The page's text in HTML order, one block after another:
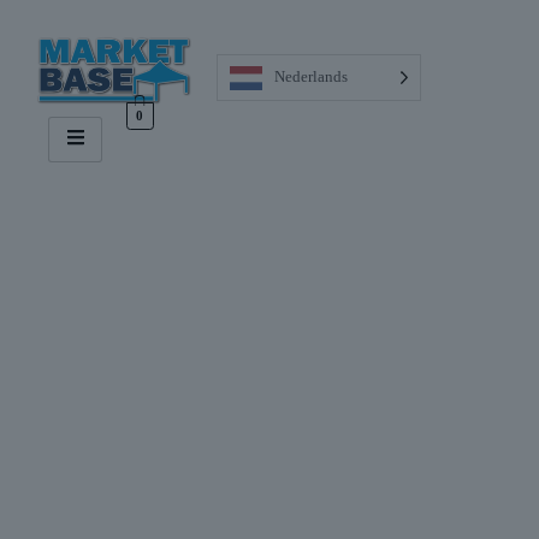
0
Nederlands